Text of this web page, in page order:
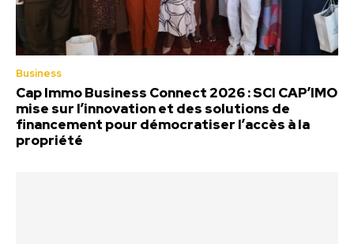
Business
Cap Immo Business Connect 2026 : SCI CAP’IMO
mise sur l’innovation et des solutions de
financement pour démocratiser l’accès à la
propriété